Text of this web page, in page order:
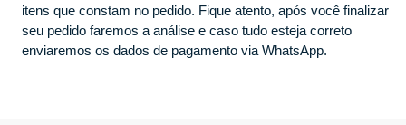
itens que constam no pedido. Fique atento, após você finalizar
seu pedido faremos a análise e caso tudo esteja correto
enviaremos os dados de pagamento via WhatsApp.